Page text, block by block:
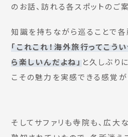
のお話、訪れる各スポットのご
知識を持ちながら巡ることで各
「これこれ！海外旅行ってこう
ら楽しいんだよね」 と久しぶり
こその魅力を実感できる感覚が
そしてサファリも寺院も、広大